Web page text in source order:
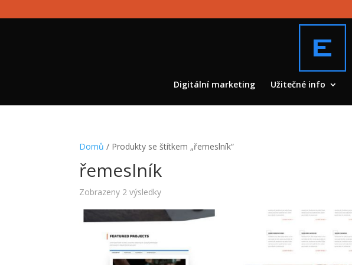
Digitální marketing Užitečné info
Domů / Produkty se štítkem „řemeslník“
řemeslník
Zobrazeny 2 výsledkySeřazeno
nejnovějších